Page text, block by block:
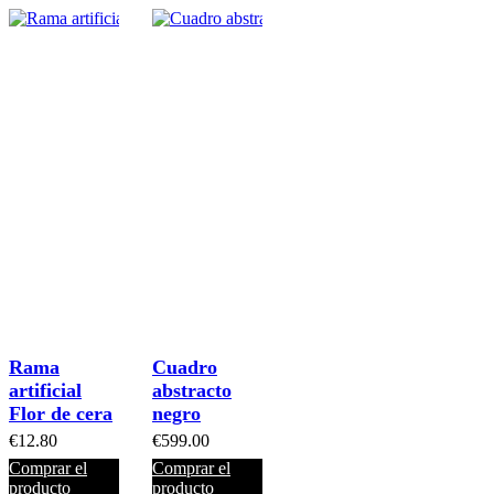
Rama
artificial
Flor de cera
€12.80
Comprar el
producto
Cuadro
abstracto
negro
€599.00
Comprar el
producto